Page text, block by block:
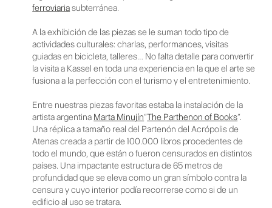
ferroviariasubterránea.
A la exhibición de las piezas se le suman todo tipo de
actividades culturales: charlas, performances, visitas
guiadas en bicicleta, talleres… No falta detalle para convertir
la visita a Kassel en toda una experiencia en la que el arte se
fusiona a la perfección con el turismo y el entretenimiento.
Entre nuestras piezas favoritas estaba la instalación de la
artista argentina Marta Minujín“The Parthenon of Books”.
Una réplica a tamaño real del Partenón del Acrópolis de
Atenas creada a partir de 100.000 libros procedentes de
todo el mundo, que están o fueron censurados en distintos
países. Una impactante estructura de 65 metros de
profundidad que se eleva como un gran símbolo contra la
censura y cuyo interior podía recorrerse como si de un
edificio al uso se tratara.